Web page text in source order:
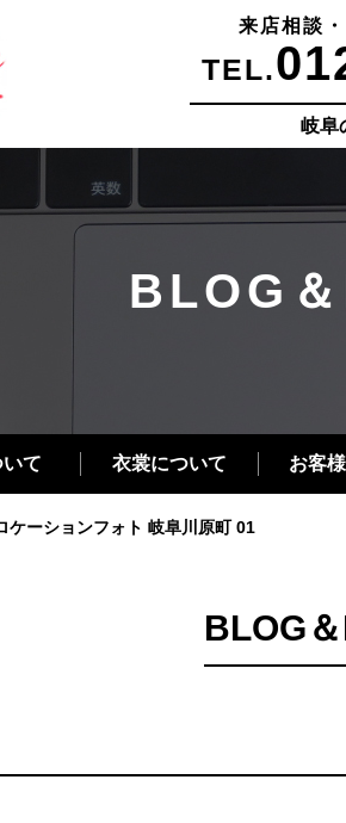
来店相談
TEL.
岐阜
BLOG
て 衣裳について お客
ケーションフォト 岐阜川原町 01
BLOG